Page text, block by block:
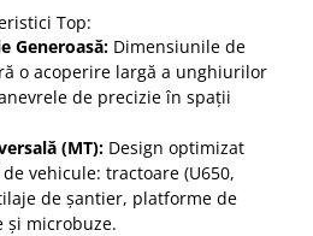
Top:
Generoasă: Dimensiunile de
o acoperire largă a unghiurilor
de precizie în spații
(MT): Design optimizat
vehicule: tractoare (U650,
de șantier, platforme de
și microbuze.